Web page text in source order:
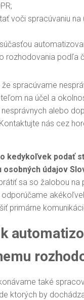
voči spracúvaniu na
rozhodovania podľa
spracúvame
na účel a
alebo
nás cez
kedykoľvek podať
osobných údajov
sa so žalobou na
primárne
také
ktorých by